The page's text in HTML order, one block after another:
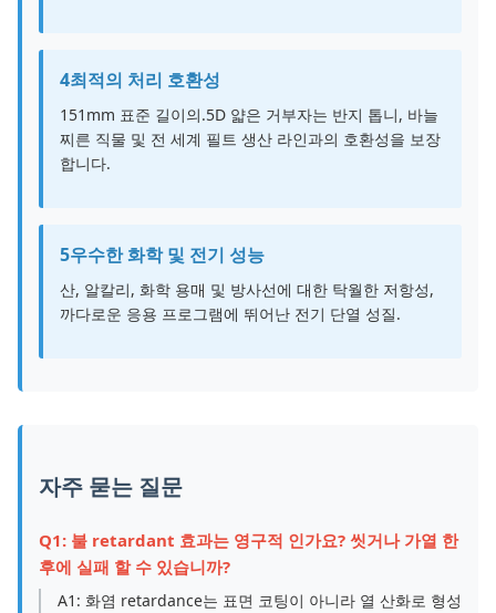
4최적의 처리 호환성
151mm 표준 길이의.5D 얇은 거부자는 반지 톱니, 바늘
찌른 직물 및 전 세계 필트 생산 라인과의 호환성을 보장
합니다.
5우수한 화학 및 전기 성능
산, 알칼리, 화학 용매 및 방사선에 대한 탁월한 저항성,
까다로운 응용 프로그램에 뛰어난 전기 단열 성질.
자주 묻는 질문
Q1: 불 retardant 효과는 영구적 인가요? 씻거나 가열 한
후에 실패 할 수 있습니까?
A1: 화염 retardance는 표면 코팅이 아니라 열 산화로 형성